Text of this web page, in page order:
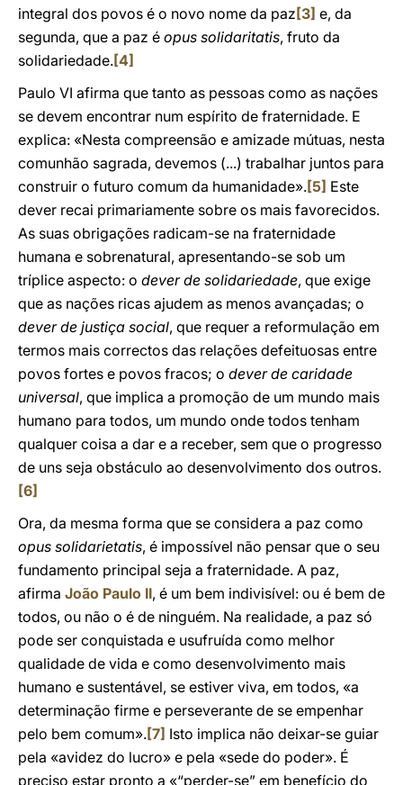
integral dos povos é o novo nome da paz [3] e, da
segunda, que a paz é opus solidaritatis, fruto da
solidariedade.[4]
Paulo VI afirma que tanto as pessoas como as nações
se devem encontrar num espírito de fraternidade. E
explica: «Nesta compreensão e amizade mútuas, nesta
comunhão sagrada, devemos (...) trabalhar juntos para
construir o futuro comum da humanidade».[5] Este
dever recai primariamente sobre os mais favorecidos.
As suas obrigações radicam-se na fraternidade
humana e sobrenatural, apresentando-se sob um
tríplice aspecto: o dever de solidariedade, que exige
que as nações ricas ajudem as menos avançadas; o
dever de justiça social, que requer a reformulação em
termos mais correctos das relações defeituosas entre
povos fortes e povos fracos; o dever de caridade
universal, que implica a promoção de um mundo mais
humano para todos, um mundo onde todos tenham
qualquer coisa a dar e a receber, sem que o progresso
de uns seja obstáculo ao desenvolvimento dos outros.
[6]
Ora, da mesma forma que se considera a paz como
opus solidarietatis, é impossível não pensar que o seu
fundamento principal seja a fraternidade. A paz,
afirma João Paulo II, é um bem indivisível: ou é bem de
todos, ou não o é de ninguém. Na realidade, a paz só
pode ser conquistada e usufruída como melhor
qualidade de vida e como desenvolvimento mais
humano e sustentável, se estiver viva, em todos, «a
determinação firme e perseverante de se empenhar
pelo bem comum».[7] Isto implica não deixar-se guiar
pela «avidez do lucro» e pela «sede do poder». É
preciso estar pronto a «“perder-se” em benefício do